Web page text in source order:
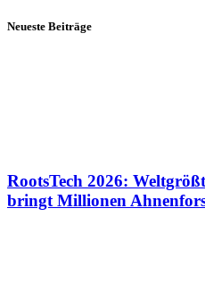
Neueste Beiträge
RootsTech 2026:
bringt Millionen